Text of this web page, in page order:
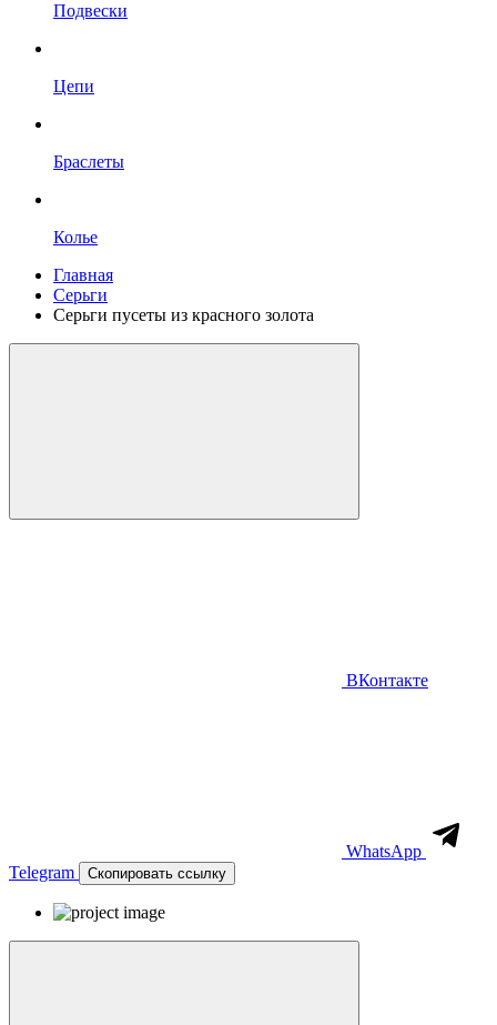
Подвески
Цепи
Браслеты
Колье
Главная
Серьги
Серьги пусеты из красного золота
ВКонтакте
WhatsApp
Telegram
Скопировать ссылку